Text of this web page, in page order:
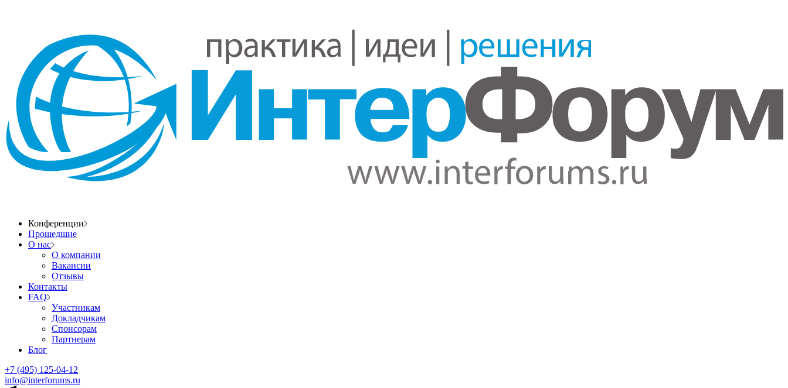
Конференции
Прошедшие
О нас
О компании
Вакансии
Отзывы
Контакты
FAQ
Участникам
Докладчикам
Спонсорам
Партнерам
Блог
+7 (495) 125-04-12
info@interforums.ru